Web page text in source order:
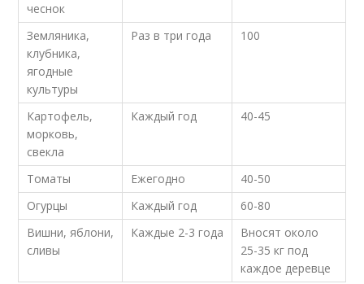
чеснок
Земляника,
клубника,
ягодные
культуры
Раз в три года 100
Картофель,
морковь,
свекла
Каждый год 40-45
Томаты Ежегодно
40-50
Огурцы
Каждый год
60-80
Вишни, яблони,
сливы
Каждые 2-3 года
Вносят около
25-35 кг под
каждое деревце